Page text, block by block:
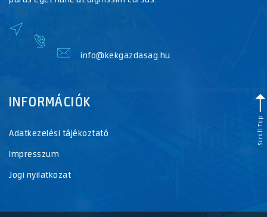
info@kekgazdasag.hu
INFORMÁCIÓK
Adatkezelési tájékoztató
Impresszum
Jogi nyilatkozat
Scroll Top